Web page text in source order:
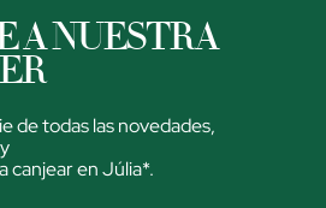
A NUESTRA
de todas las novedades,
canjear en Júlia*.